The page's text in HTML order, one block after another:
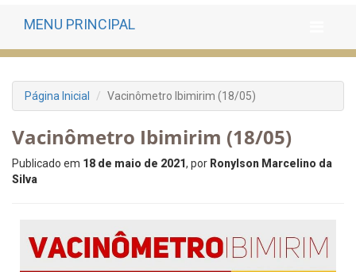
MENU PRINCIPAL
Página Inicial Vacinômetro Ibimirim (18/05)
Vacinômetro Ibimirim (18/05)
Publicado em 18 de maio de 2021, por Ronylson Marcelino da
Silva